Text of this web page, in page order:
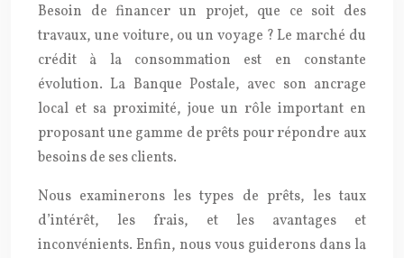
Besoin de financer un projet, que ce soit des
travaux, une voiture, ou un voyage ? Le marché du
crédit à la consommation est en constante
évolution. La Banque Postale, avec son ancrage
local et sa proximité, joue un rôle important en
proposant une gamme de prêts pour répondre aux
besoins de ses clients.
Nous examinerons les types de prêts, les taux
d’intérêt, les frais, et les avantages et
inconvénients. Enfin, nous vous guiderons dans la